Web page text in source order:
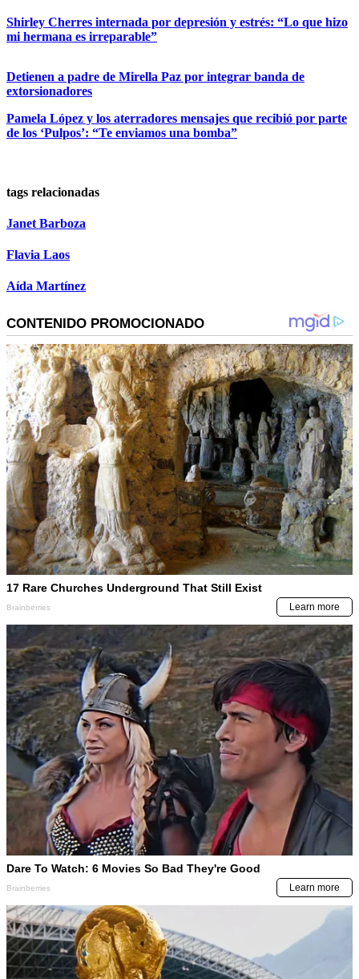
Shirley Cherres internada por depresión y estrés: “Lo que hizo
mi hermana es irreparable”
Detienen a padre de Mirella Paz por integrar banda de
extorsionadores
Pamela López y los aterradores mensajes que recibió por parte
de los ‘Pulpos’: “Te enviamos una bomba”
tags relacionadas
Janet Barboza
Flavia Laos
Aída Martínez